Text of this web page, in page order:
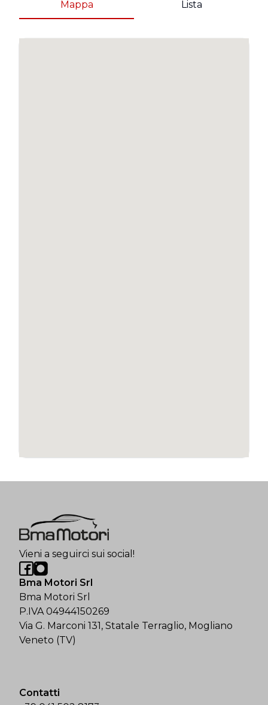
Mappa Lista
Vieni a seguirci sui social!
Bma Motori Srl
Bma Motori Srl
P.IVA 04944150269
Via G. Marconi 131, Statale Terraglio, Mogliano
Veneto (TV)
Contatti